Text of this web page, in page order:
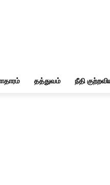
தத்துவம் நீதி